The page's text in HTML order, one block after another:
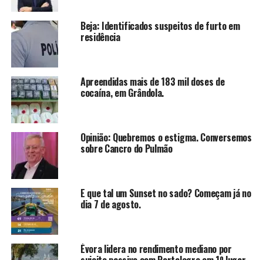
Beja: Identificados suspeitos de furto em
residência
Apreendidas mais de 183 mil doses de
cocaína, em Grândola.
Opinião: Quebremos o estigma. Conversemos
sobre Cancro do Pulmão
E que tal um Sunset no sado? Começam já no
dia 7 de agosto.
Évora lidera no rendimento mediano por